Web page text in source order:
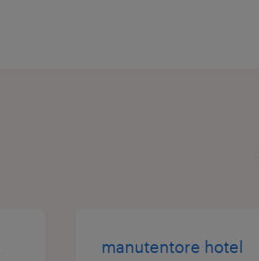
manutentore hotel